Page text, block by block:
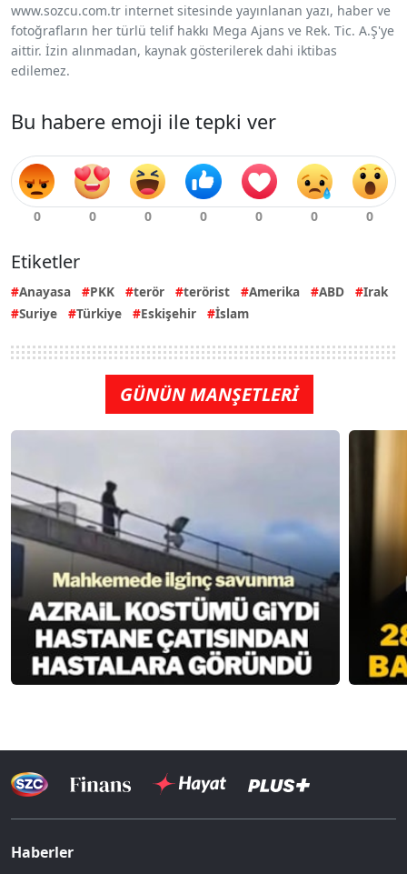
www.sozcu.com.tr internet sitesinde yayınlanan yazı, haber ve
fotoğrafların her türlü telif hakkı Mega Ajans ve Rek. Tic. A.Ş'ye
aittir. İzin alınmadan, kaynak gösterilerek dahi iktibas
edilemez.
Bu habere emoji ile tepki ver
Etiketler
Anayasa PKK terör terörist Amerika ABD
Irak
Suriye
Türkiye Eskişehir İslam
GÜNÜN MANŞETLERİ
Haberler